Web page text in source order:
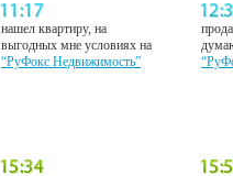
нашел квартиру, на
выгодных мне условиях на
“РуФокс Недвижимость”